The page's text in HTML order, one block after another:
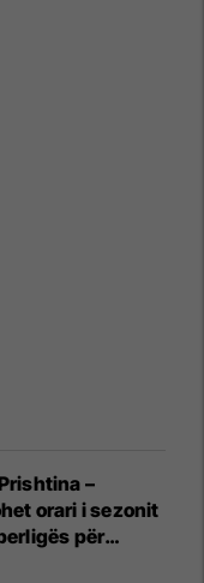
–
orari i sezonit
për